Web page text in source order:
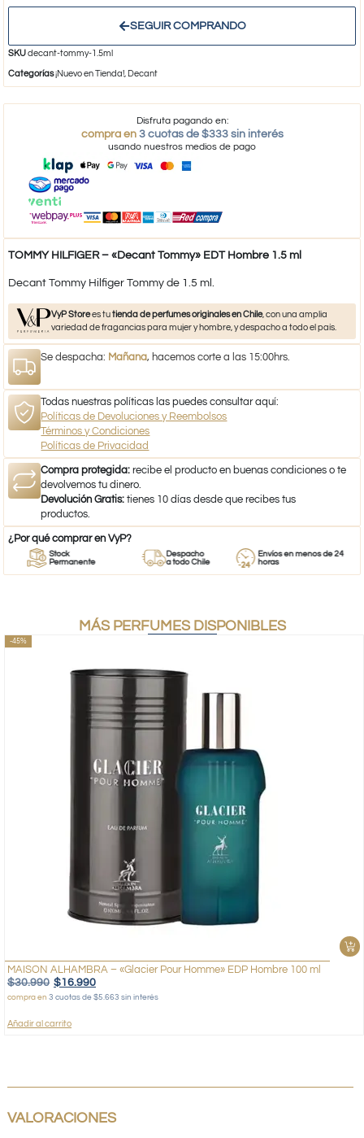
SEGUIR COMPRANDO
SKUdecant-tommy-1.5ml
Categorías¡Nuevo en Tienda!, Decant
Disfruta pagando en:
compra en 3 cuotas de $333 sin interés
usando nuestros medios de pago
TOMMY HILFIGER – «Decant Tommy» EDT Hombre 1.5 ml
Decant Tommy Hilfiger Tommy de 1.5 ml.
VyP Storees tutienda de perfumes originales en Chile, con una amplia
variedad de fragancias para mujer y hombre, y despacho a todo el país.
Se despacha: Mañana, hacemos corte a las 15:00hrs.
Todas nuestras políticas las puedes consultar aquí:
Políticas de Devoluciones y Reembolsos
Términos y Condiciones
Políticas de Privacidad
Compra protegida: recibe el producto en buenas condiciones o te
devolvemos tu dinero.
Devolución Gratis: tienes 10 días desde que recibes tus
productos.
¿Por qué comprar en VyP?
Stock
Permanente
Despacho
a todo Chile
Envíos en menos de 24
horas
MÁS PERFUMES DISPONIBLES
-45%
MAISON ALHAMBRA – «Glacier Pour Homme» EDP Hombre 100 ml
$30.990 $16.990
compra en 3 cuotas de $5.663 sin interés
Añadir al carrito
VALORACIONES